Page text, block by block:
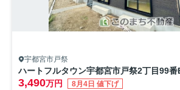
宇都宮市戸祭
ハートフルタウン宇都宮市戸祭2丁目99番
3,490万円 8月4日 値下げ